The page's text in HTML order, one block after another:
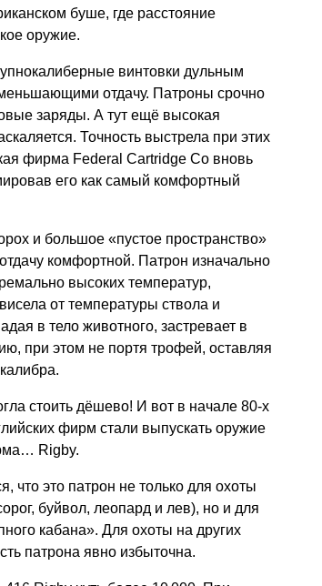
буше, где расстояние
оружие.
винтовки дульным
отдачу. Патроны срочно
заряды. А тут ещё высокая
Точность выстрела при этих
фирма Federal Cartridge Co вновь
его как самый комфортный
и большое «пустое пространство»
комфортной. Патрон изначально
высоких температур,
от температуры ствола и
в тело животного, застревает в
при этом не портя трофей, оставляя
стоить дёшево! И вот в начале 80-х
фирм стали выпускать оружие
Rigby.
что это патрон не только для охоты
буйвол, леопард и лев), но и для
кабана». Для охоты на других
патрона явно избыточна.